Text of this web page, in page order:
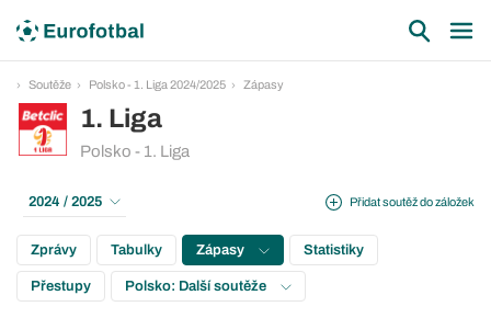
Soutěže Polsko - 1. Liga 2024/2025 Zápasy
1. Liga
Polsko - 1. Liga
Přidat soutěž do záložek
2024 / 2025
Zprávy Tabulky Zápasy Statistiky
Přestupy Polsko: Další soutěže